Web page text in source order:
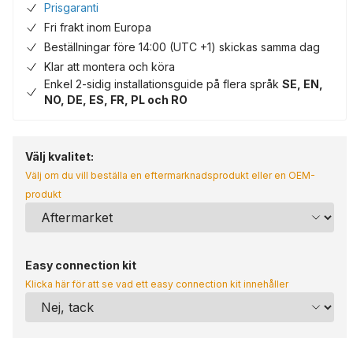
Prisgaranti
Fri frakt inom Europa
Beställningar före 14:00 (UTC +1) skickas samma dag
Klar att montera och köra
Enkel 2-sidig installationsguide på flera språk SE, EN,
NO, DE, ES, FR, PL och RO
Välj kvalitet:
Välj om du vill beställa en eftermarknadsprodukt eller en OEM-
produkt
Easy connection kit
Klicka här för att se vad ett easy connection kit innehåller